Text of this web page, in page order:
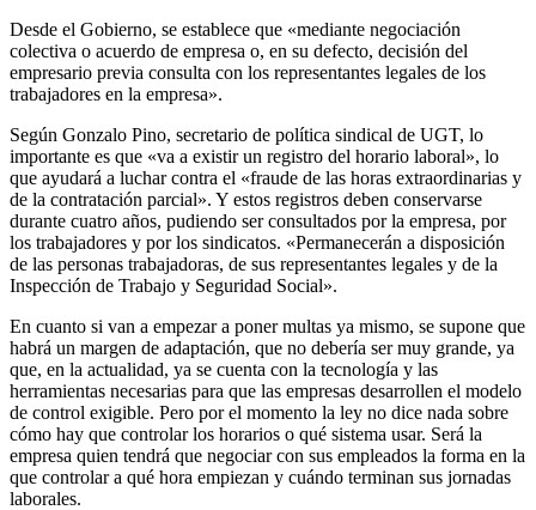
Desde el Gobierno, se establece que «mediante negociación
colectiva o acuerdo de empresa o, en su defecto, decisión del
empresario previa consulta con los representantes legales de los
trabajadores en la empresa».
Según Gonzalo Pino, secretario de política sindical de UGT, lo
importante es que «va a existir un registro del horario laboral», lo
que ayudará a luchar contra el «fraude de las horas extraordinarias y
de la contratación parcial». Y estos registros deben conservarse
durante cuatro años, pudiendo ser consultados por la empresa, por
los trabajadores y por los sindicatos. «Permanecerán a disposición
de las personas trabajadoras, de sus representantes legales y de la
Inspección de Trabajo y Seguridad Social».
En cuanto si van a empezar a poner multas ya mismo, se supone que
habrá un margen de adaptación, que no debería ser muy grande, ya
que, en la actualidad, ya se cuenta con la tecnología y las
herramientas necesarias para que las empresas desarrollen el modelo
de control exigible. Pero por el momento la ley no dice nada sobre
cómo hay que controlar los horarios o qué sistema usar. Será la
empresa quien tendrá que negociar con sus empleados la forma en la
que controlar a qué hora empiezan y cuándo terminan sus jornadas
laborales.